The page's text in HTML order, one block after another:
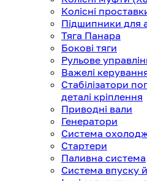
Колісні
Підшипники для
Тяга Панара
Бокові тяги
Рульове
Важелі
Стабілізатори
деталі кріплення
Приводні вали
Генератори
Система
Стартери
Паливна система
Система впуску